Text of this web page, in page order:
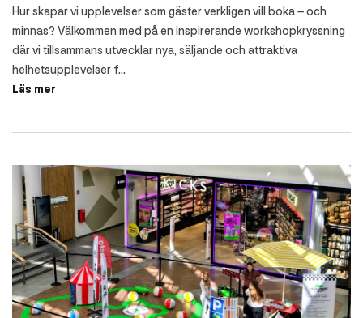
Hur skapar vi upplevelser som gäster verkligen vill boka – och
minnas? Välkommen med på en inspirerande workshopkryssning
där vi tillsammans utvecklar nya, säljande och attraktiva
helhetsupplevelser f…
Läs mer